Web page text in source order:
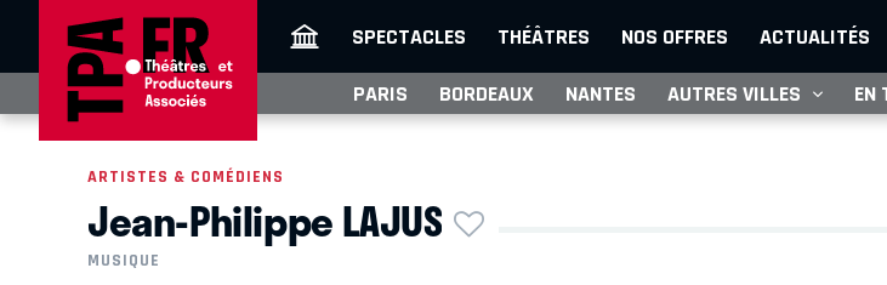
SPECTACLES THÉÂTRES NOS OFFRES ACTUALITÉS
PARIS BORDEAUX NANTES AUTRES VILLES EN
ARTISTES & COMÉDIENS
Jean-Philippe LAJUS
MUSIQUE